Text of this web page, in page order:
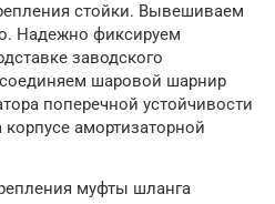
стойки. Вывешиваем
Надежно фиксируем
заводского
шаровой шарнир
поперечной устойчивости
амортизаторной
муфты шланга